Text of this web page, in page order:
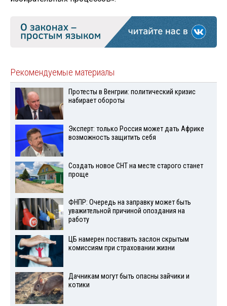
Рекомендуемые материалы
Протесты в Венгрии: политический кризис
набирает обороты
Эксперт: только Россия может дать Африке
возможность защитить себя
Создать новое СНТ на месте старого станет
проще
ФНПР: Очередь на заправку может быть
уважительной причиной опоздания на
работу
ЦБ намерен поставить заслон скрытым
комиссиям при страховании жизни
Дачникам могут быть опасны зайчики и
котики